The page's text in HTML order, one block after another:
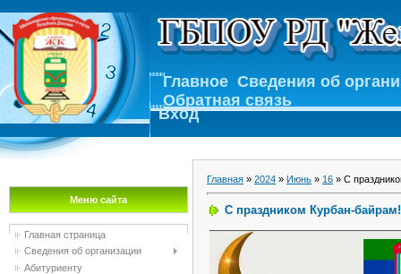
Главное Сведения об
Обратная связь
Вход
Меню сайта
Главная страница
Сведения об организации
Абитуриенту
Главная » 2024 » Июнь » 16 » С
С праздником Курбан-байрам!